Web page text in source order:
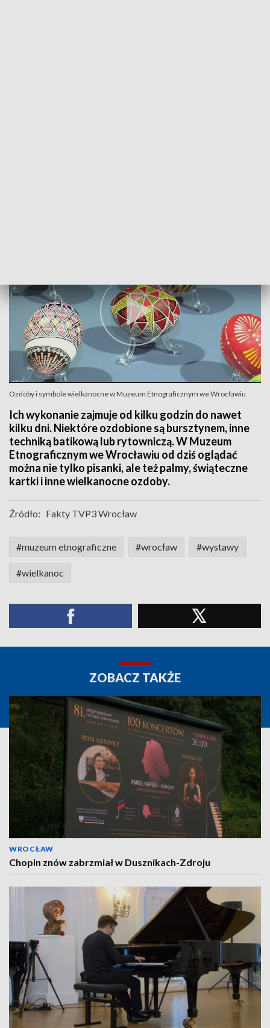
Ozdoby i symbole wielkanocne w Muzeum Etnograficznym we Wrocławiu
Ich wykonanie zajmuje od kilku godzin do nawet
kilku dni. Niektóre ozdobione są bursztynem, inne
techniką batikową lub rytowniczą. W Muzeum
Etnograficznym we Wrocławiu od dziś oglądać
można nie tylko pisanki, ale też palmy, świąteczne
kartki i inne wielkanocne ozdoby.
Źródło: Fakty TVP3 Wrocław
#muzeum etnograficzne #wrocław #wystawy
#wielkanoc
ZOBACZ TAKŻE
WROCŁAW
Chopin znów zabrzmiał w Dusznikach-Zdroju